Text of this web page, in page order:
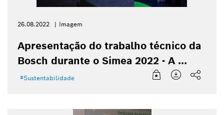
26.08.2022 Imagem
Apresentação do trabalho técnico da
Bosch durante o Simea 2022 - A ...
Sustentabilidade